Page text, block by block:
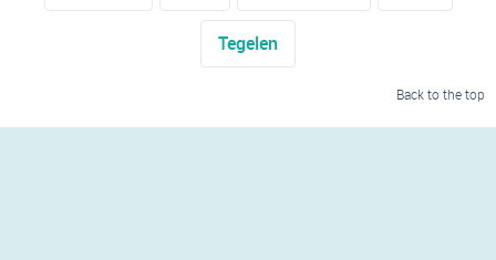
Tegelen
Back to the top